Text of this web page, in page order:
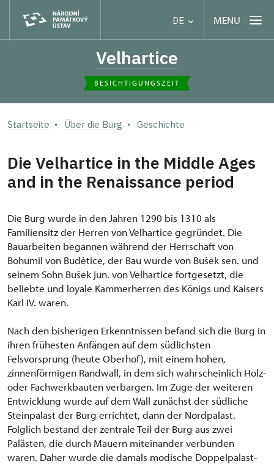
DE MENU
Velhartice
BESICHTIGUNGSZEIT
Startseite Über die Burg Geschichte
Die Velhartice in the Middle Ages
and in the Renaissance period
Die Burg wurde in den Jahren 1290 bis 1310 als
Familiensitz der Herren von Velhartice gegründet. Die
Bauarbeiten begannen während der Herrschaft von
Bohumil von Budětice, der Bau wurde von Bušek sen. und
seinem Sohn Bušek jun. von Velhartice fortgesetzt, die
beliebte und loyale Kammerherren des Königs und Kaisers
Karl IV. waren.
Nach den bisherigen Erkenntnissen befand sich die Burg in
ihren frühesten Anfängen auf dem südlichsten
Felsvorsprung (heute Oberhof), mit einem hohen,
zinnenförmigen Randwall, in dem sich wahrscheinlich Holz-
oder Fachwerkbauten verbargen. Im Zuge der weiteren
Entwicklung wurde auf dem Wall zunächst der südliche
Steinpalast der Burg errichtet, dann der Nordpalast.
Folglich bestand der zentrale Teil der Burg aus zwei
Palästen, die durch Mauern miteinander verbunden
waren. Daher wurde die damals modische Doppelpalast-